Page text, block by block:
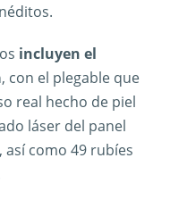
incluyen el
, con el plegable que
real hecho de piel
láser del panel
como 49 rubíes